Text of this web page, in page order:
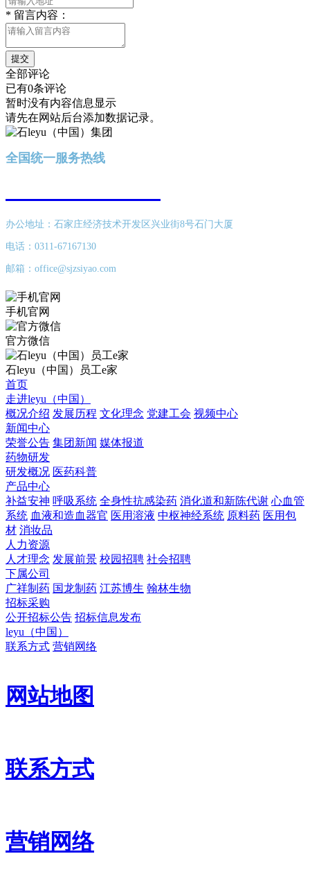
* 留言内容：
提交
全部评论
已有0条评论
暂时没有内容信息显示
请先在网站后台添加数据记录。
全国统一服务热线
办公地址：石家庄经济技术开发区兴业街8号石门大厦
电话：0311-67167130
邮箱：office@sjzsiyao.com
手机官网
官方微信
石leyu（中国）员工e家
首页
走进leyu（中国）
概况介绍 发展历程 文化理念 党建工会 视频中心
新闻中心
荣誉公告 集团新闻 媒体报道
药物研发
研发概况 医药科普
产品中心
补益安神 呼吸系统 全身性抗感染药 消化道和新陈代谢 心血管
系统 血液和造血器官 医用溶液 中枢神经系统 原料药 医用包
材 消妆品
人力资源
人才理念 发展前景 校园招聘 社会招聘
下属公司
广祥制药 国龙制药 江苏博生 翰林生物
招标采购
公开招标公告 招标信息发布
leyu（中国）
联系方式 营销网络
网站地图
联系方式
营销网络